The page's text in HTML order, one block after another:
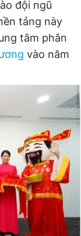
đội ngũ
tảng này
tâm phân
vào năm